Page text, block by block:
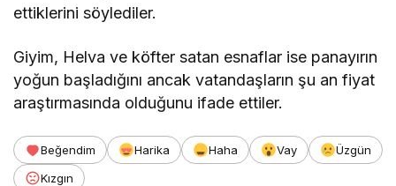
ettiklerini söylediler.
Giyim, Helva ve köfter satan esnaflar ise panayırın
yoğun başladığını ancak vatandaşların şu an fiyat
araştırmasında olduğunu ifade ettiler.
Beğendim Harika Haha Vay
Üzgün
Kızgın